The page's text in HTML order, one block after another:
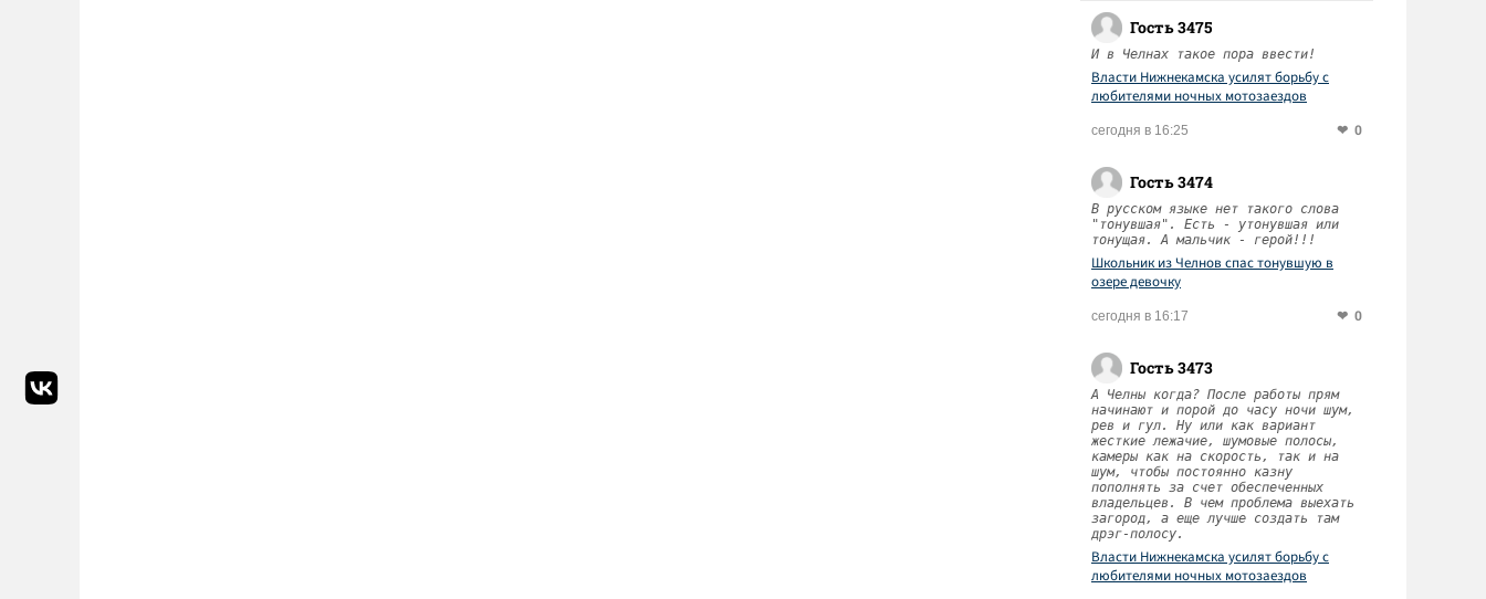
Гость 3475
И в Челнах такое пора ввести!
Власти Нижнекамска усилят борьбу с
любителями ночных мотозаездов
сегодня в 16:25 0
Гость 3474
В русском языке нет такого слова
"тонувшая". Есть - утонувшая или
тонущая. А мальчик - герой!!!
Школьник из Челнов спас тонувшую в
озере девочку
сегодня в 16:17 0
Гость 3473
А Челны когда? После работы прям
начинают и порой до часу ночи шум,
рев и гул. Ну или как вариант
жесткие лежачие, шумовые полосы,
камеры как на скорость, так и на
шум, чтобы постоянно казну
пополнять за счет обеспеченных
владельцев. В чем проблема выехать
загород, а еще лучше создать там
дрэг-полосу.
Власти Нижнекамска усилят борьбу с
любителями ночных мотозаездов